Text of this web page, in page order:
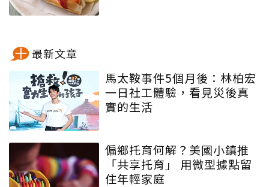
最新文章
馬太鞍事件5個月後：林柏宏
一日社工體驗，看見災後真
實的生活
偏鄉托育何解？美國小鎮推
「共享托育」 用微型據點留
住年輕家庭